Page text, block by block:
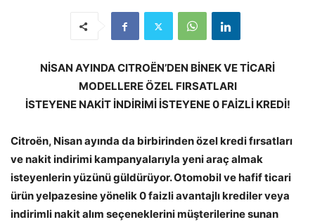
NİSAN AYINDA CITROËN’DEN BİNEK VE TİCARİ
MODELLERE ÖZEL FIRSATLARI
İSTEYENE NAKİT İNDİRİMİ İSTEYENE 0 FAİZLİ KREDİ!
Citroën, Nisan ayında da birbirinden özel kredi fırsatları
ve nakit indirimi kampanyalarıyla yeni araç almak
isteyenlerin yüzünü güldürüyor. Otomobil ve hafif ticari
ürün yelpazesine yönelik 0 faizli avantajlı krediler veya
indirimli nakit alım seçeneklerini müşterilerine sunan